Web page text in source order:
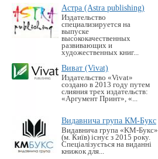
Астра (Astra publishing)
Издательство
специализируется на
выпуске
высококачественных
развивающих и
художественных книг...
Виват (Vivat)
Издательство «Vivat»
создано в 2013 году путем
слияния трех издательств:
«Аргумент Принт», «...
Видавнича група КМ-Букс
Видавнича група «KM-Букс»
(м. Київ) існує з 2015 року.
Спеціалізується на виданні
книжок для...